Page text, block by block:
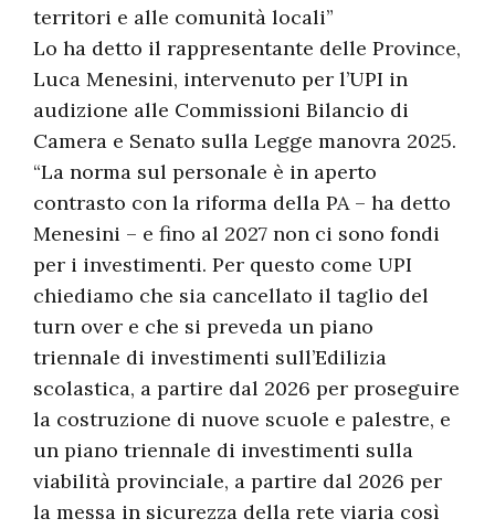
territori e alle comunità locali”
Lo ha detto il rappresentante delle Province,
Luca Menesini, intervenuto per l’UPI in
audizione alle Commissioni Bilancio di
Camera e Senato sulla Legge manovra 2025.
“La norma sul personale è in aperto
contrasto con la riforma della PA – ha detto
Menesini – e fino al 2027 non ci sono fondi
per i investimenti. Per questo come UPI
chiediamo che sia cancellato il taglio del
turn over e che si preveda un piano
triennale di investimenti sull’Edilizia
scolastica, a partire dal 2026 per proseguire
la costruzione di nuove scuole e palestre, e
un piano triennale di investimenti sulla
viabilità provinciale, a partire dal 2026 per
la messa in sicurezza della rete viaria così